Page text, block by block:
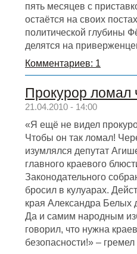
пять месяцев с
остаётся на своих
политической глубины
делятся на
Комментариев: 1
Прокурор ломал
21.04.2010 - 14:00
«Я ещё не видел
Чтобы он так ломал!
изумлялся депутат
главного краевого
Законодательного
бросил в кулуарах.
края Александра Белых
Да и самим народным
говорил, что нужна
безопасности!» –